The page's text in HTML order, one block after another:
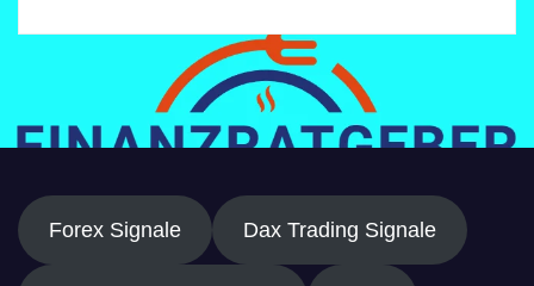
Forex Signale Dax Trading Signale